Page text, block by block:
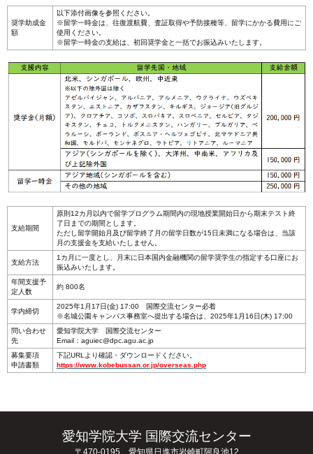
奨学助成金
額
以下添付画像を参照ください。
※留学一時金は、往復渡航費、査証取得や予防接種等、留学にかかる費用にご
使用ください。
※留学一時金の支給は、初回奨学金と一括でお振込みいたします。
支給期間
原則12カ月以内で留学プログラム期間内の現地授業開始日から期末テスト終
了日までの期間とします。
ただし留学開始月及び留学終了月の留学日数が15日未満になる場合は、当該
月の支援金を支給いたしません。
支給方法
1カ月に一度とし、月末に日本国内金融機関の留学奨学生の指定する口座にお
振込みいたします。
年間支援予
定人数
約 800名
学内締切
2025年1月17日(金) 17:00 国際交流センター必着
※名城公園キャンパス事務室へ提出する場合は、2025年1月16日(木) 17:00
問い合わせ
先
愛知学院大学 国際交流センター
Email：aguiec@dpc.agu.ac.jp
募集要項
申請書類
下記URLより確認・ダウンロードください。
https://www.kobebussan.or.jp/overseas.php
愛知学院大学 国際交流センター